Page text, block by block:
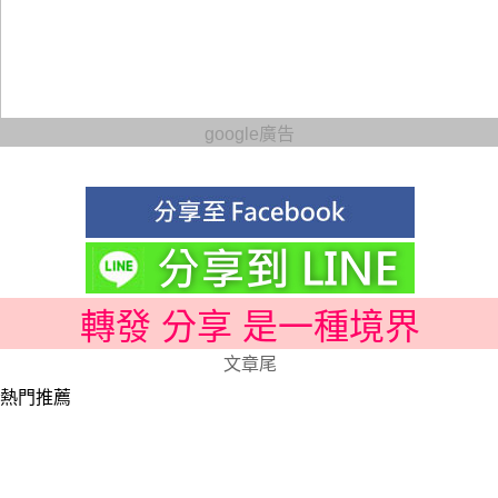
google廣告
轉發 分享 是一種境界
文章尾
熱門推薦